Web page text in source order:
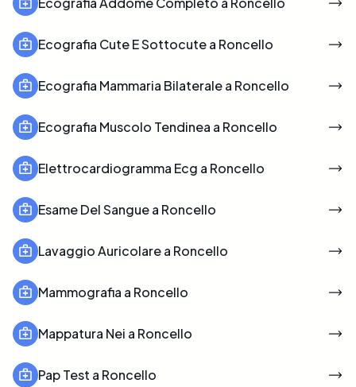
Ecografia Cute E Sottocute a Roncello
Ecografia Mammaria Bilaterale a Roncello
Ecografia Muscolo Tendinea a Roncello
Elettrocardiogramma Ecg a Roncello
Esame Del Sangue a Roncello
Lavaggio Auricolare a Roncello
Mammografia a Roncello
Mappatura Nei a Roncello
Pap Test a Roncello